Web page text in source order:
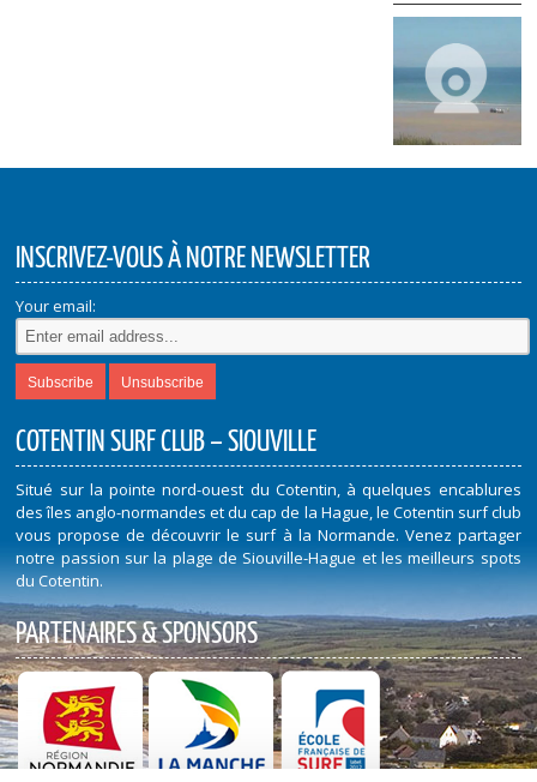
INSCRIVEZ-VOUS À NOTRE NEWSLETTER
Your email:
COTENTIN SURF CLUB – SIOUVILLE
Situé sur la pointe nord-ouest du Cotentin, à quelques encablures
des îles anglo-normandes et du cap de la Hague, le Cotentin surf club
vous propose de découvrir le surf à la Normande. Venez partager
notre passion sur la plage de Siouville-Hague et les meilleurs spots
du Cotentin.
PARTENAIRES & SPONSORS